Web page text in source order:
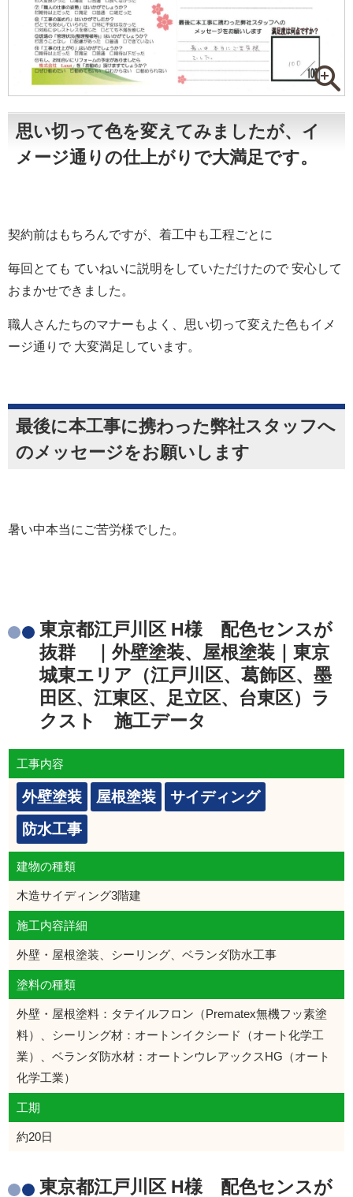
思い切って色を変えてみましたが、イ
メージ通りの仕上がりで大満足です。
契約前はもちろんですが、着工中も工程ごとに
毎回とても ていねいに説明をしていただけたので 安心して
おまかせできました。
職人さんたちのマナーもよく、思い切って変えた色もイメ
ージ通りで 大変満足しています。
最後に本工事に携わった弊社スタッフへ
のメッセージをお願いします
暑い中本当にご苦労様でした。
東京都江戸川区 H様 配色センスが
抜群 ｜外壁塗装、屋根塗装｜東京
城東エリア（江戸川区、葛飾区、墨
田区、江東区、足立区、台東区）ラ
クスト 施工データ
工事内容
外壁塗装 屋根塗装
サイディング
防水工事
建物の種類
木造サイディング3階建
施工内容詳細
外壁・屋根塗装、シーリング、ベランダ防水工事
塗料の種類
外壁・屋根塗料：タテイルフロン（Prematex無機フッ素塗
料）、シーリング材：オートンイクシード（オート化学工
業）、ベランダ防水材：オートンウレアックスHG（オート
化学工業）
工期
約20日
東京都江戸川区 H様 配色センスが